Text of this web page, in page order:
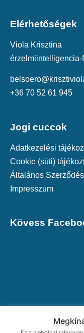
Elérhetőségek
Viola Krisztina
érzelmiintelligencia-
+36 70 52 61 945
Jogi cuccok
Adatkezelési
Cookie (süti)
Általános
Impresszum
Kövess